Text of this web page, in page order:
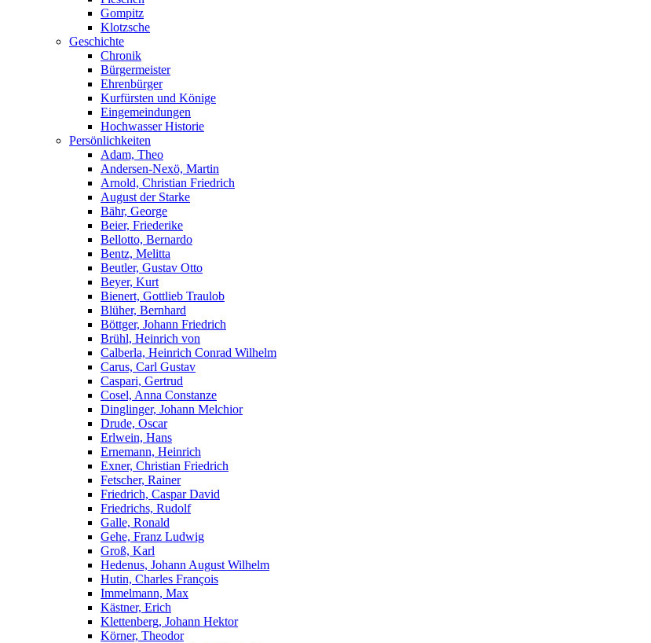
Gompitz
Klotzsche
Geschichte
Chronik
Bürgermeister
Ehrenbürger
Kurfürsten und Könige
Eingemeindungen
Hochwasser Historie
Persönlichkeiten
Adam, Theo
Andersen-Nexö, Martin
Arnold, Christian Friedrich
August der Starke
Bähr, George
Beier, Friederike
Bellotto, Bernardo
Bentz, Melitta
Beutler, Gustav Otto
Beyer, Kurt
Bienert, Gottlieb Traulob
Blüher, Bernhard
Böttger, Johann Friedrich
Brühl, Heinrich von
Calberla, Heinrich Conrad Wilhelm
Carus, Carl Gustav
Caspari, Gertrud
Cosel, Anna Constanze
Dinglinger, Johann Melchior
Drude, Oscar
Erlwein, Hans
Ernemann, Heinrich
Exner, Christian Friedrich
Fetscher, Rainer
Friedrich, Caspar David
Friedrichs, Rudolf
Galle, Ronald
Gehe, Franz Ludwig
Groß, Karl
Hedenus, Johann August Wilhelm
Hutin, Charles François
Immelmann, Max
Kästner, Erich
Klettenberg, Johann Hektor
Körner, Theodor